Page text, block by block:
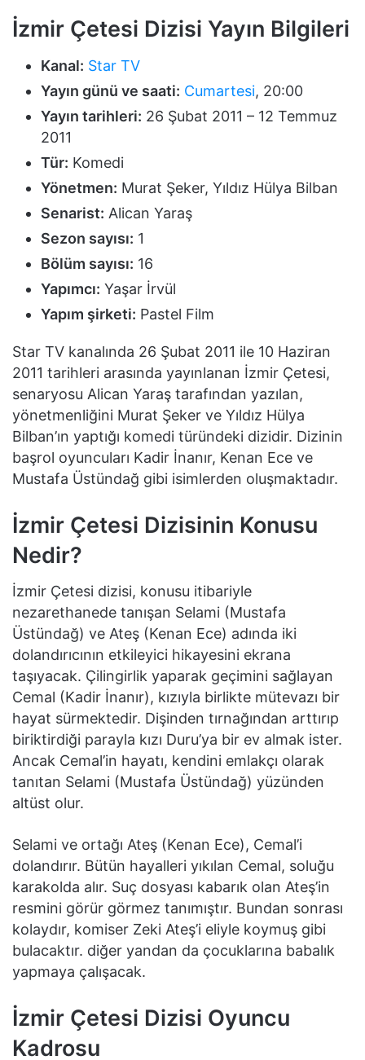
İzmir Çetesi Dizisi Yayın Bilgileri
Kanal: Star TV
Yayın günü ve saati: Cumartesi, 20:00
Yayın tarihleri: 26 Şubat 2011 – 12 Temmuz
2011
Tür: Komedi
Yönetmen: Murat Şeker, Yıldız Hülya Bilban
Senarist: Alican Yaraş
Sezon sayısı: 1
Bölüm sayısı: 16
Yapımcı: Yaşar İrvül
Yapım şirketi: Pastel Film
Star TV kanalında 26 Şubat 2011 ile 10 Haziran
2011 tarihleri arasında yayınlanan İzmir Çetesi,
senaryosu Alican Yaraş tarafından yazılan,
yönetmenliğini Murat Şeker ve Yıldız Hülya
Bilban’ın yaptığı komedi türündeki dizidir. Dizinin
başrol oyuncuları Kadir İnanır, Kenan Ece ve
Mustafa Üstündağ gibi isimlerden oluşmaktadır.
İzmir Çetesi Dizisinin Konusu
Nedir?
İzmir Çetesi dizisi, konusu itibariyle
nezarethanede tanışan Selami (Mustafa
Üstündağ) ve Ateş (Kenan Ece) adında iki
dolandırıcının etkileyici hikayesini ekrana
taşıyacak. Çilingirlik yaparak geçimini sağlayan
Cemal (Kadir İnanır), kızıyla birlikte mütevazı bir
hayat sürmektedir. Dişinden tırnağından arttırıp
biriktirdiği parayla kızı Duru’ya bir ev almak ister.
Ancak Cemal’in hayatı, kendini emlakçı olarak
tanıtan Selami (Mustafa Üstündağ) yüzünden
altüst olur.
Selami ve ortağı Ateş (Kenan Ece), Cemal’i
dolandırır. Bütün hayalleri yıkılan Cemal, soluğu
karakolda alır. Suç dosyası kabarık olan Ateş’in
resmini görür görmez tanımıştır. Bundan sonrası
kolaydır, komiser Zeki Ateş’i eliyle koymuş gibi
bulacaktır. diğer yandan da çocuklarına babalık
yapmaya çalışacak.
İzmir Çetesi Dizisi Oyuncu
Kadrosu